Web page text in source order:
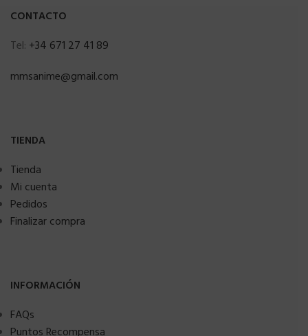
CONTACTO
Tel: +34 671 27 41 89
mmsanime@gmail.com
TIENDA
Tienda
Mi cuenta
Pedidos
Finalizar compra
INFORMACIÓN
FAQs
Puntos Recompensa